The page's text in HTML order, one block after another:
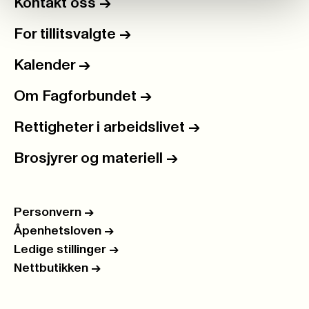
Kontakt oss ->
For tillitsvalgte ->
Kalender ->
Om Fagforbundet ->
Rettigheter i arbeidslivet ->
Brosjyrer og materiell ->
Personvern ->
Åpenhetsloven ->
Ledige stillinger ->
Nettbutikken ->